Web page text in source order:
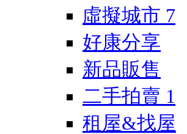
虛擬城市 7
好康分享
新品販售
二手拍賣 1
租屋&找屋